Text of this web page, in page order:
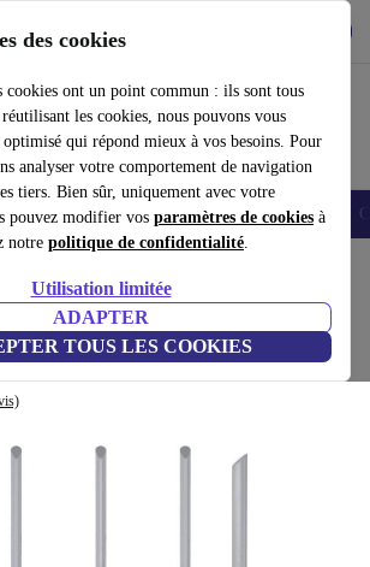
des cookies
cookies ont un point commun : ils sont tous
les cookies, nous pouvons vous
qui répond mieux à vos besoins. Pour
analyser votre comportement de navigation
tiers. Bien sûr, uniquement avec votre
pouvez modifier vos paramètres de cookies à
notre politique de confidentialité.
Utilisation limitée
ADAPTER
TOUS LES COOKIES
et facilement
Tablettes Montres connectées Accessoires
C60